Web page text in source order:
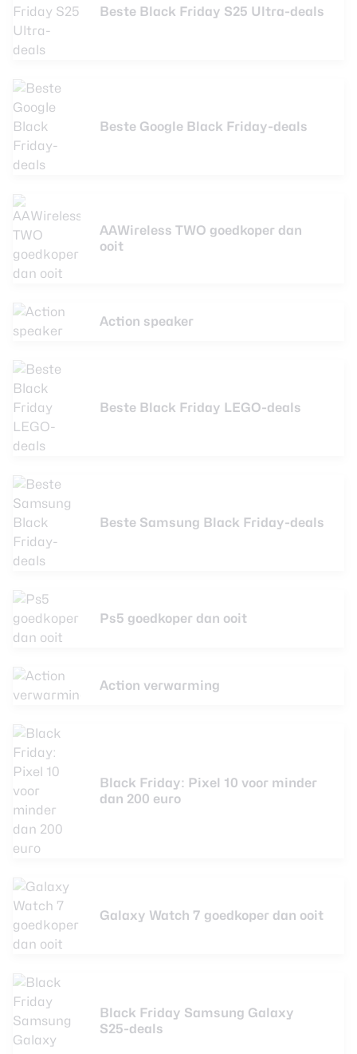
Beste Black Friday S25 Ultra-deals
Beste Google Black Friday-deals
AAWireless TWO goedkoper dan
ooit
Action speaker
Beste Black Friday LEGO-deals
Beste Samsung Black Friday-deals
Ps5 goedkoper dan ooit
Action verwarming
Black Friday: Pixel 10 voor minder
dan 200 euro
Galaxy Watch 7 goedkoper dan ooit
Black Friday Samsung Galaxy
S25-deals